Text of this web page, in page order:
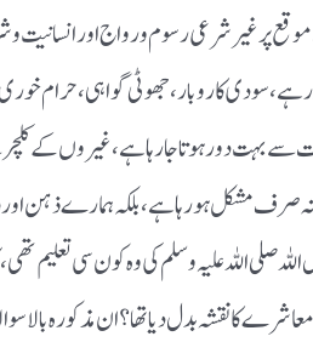
پر غیر شرعی رسوم ورواج اور
،سودی کاروبار ، جھوٹی گواہی ،حرام
سے بہت دور ہوتا جارہا ہے ،غیر وں کے
صرف مشکل ہورہا ہے ،بلکہ ہمارےذہن اوردل
صلی اللہ علیہ وسلم کی وہ کون سی تعلیم
کا نقشہ بدل دیا تھا ؟ ان مذکورہ